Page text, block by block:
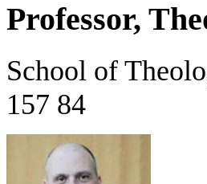
Professor,
School of
157 84